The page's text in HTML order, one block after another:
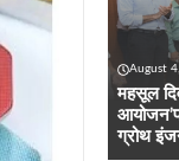
August
महसूल
ग्रोथ